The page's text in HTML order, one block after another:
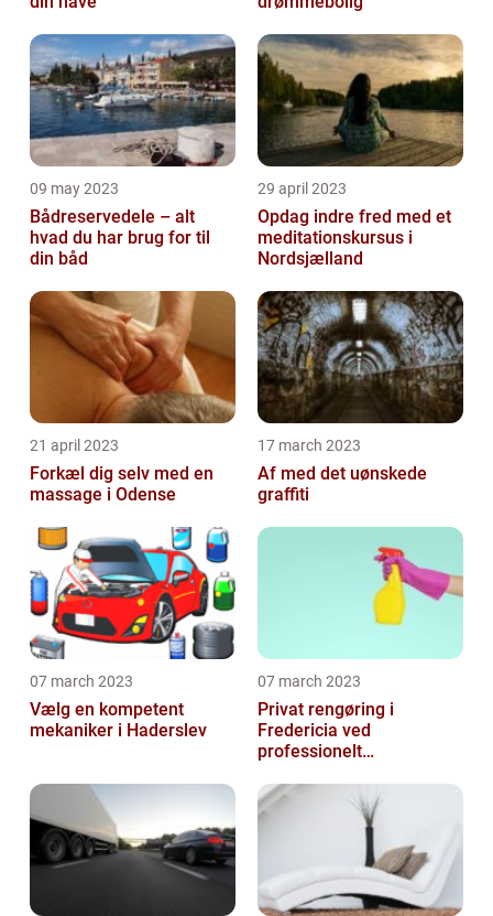
09 may 2023
Bådreservedele – alt
hvad du har brug for til
din båd
29 april 2023
Opdag indre fred med et
meditationskursus i
Nordsjælland
21 april 2023
Forkæl dig selv med en
massage i Odense
17 march 2023
Af med det uønskede
graffiti
07 march 2023
Vælg en kompetent
mekaniker i Haderslev
07 march 2023
Privat rengøring i
Fredericia ved
professionelt